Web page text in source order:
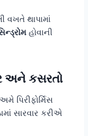
વખતે થાપામાં
હોવાની
અને કસરતો
પિરીફોર્મિસ
સારવાર કરીએ